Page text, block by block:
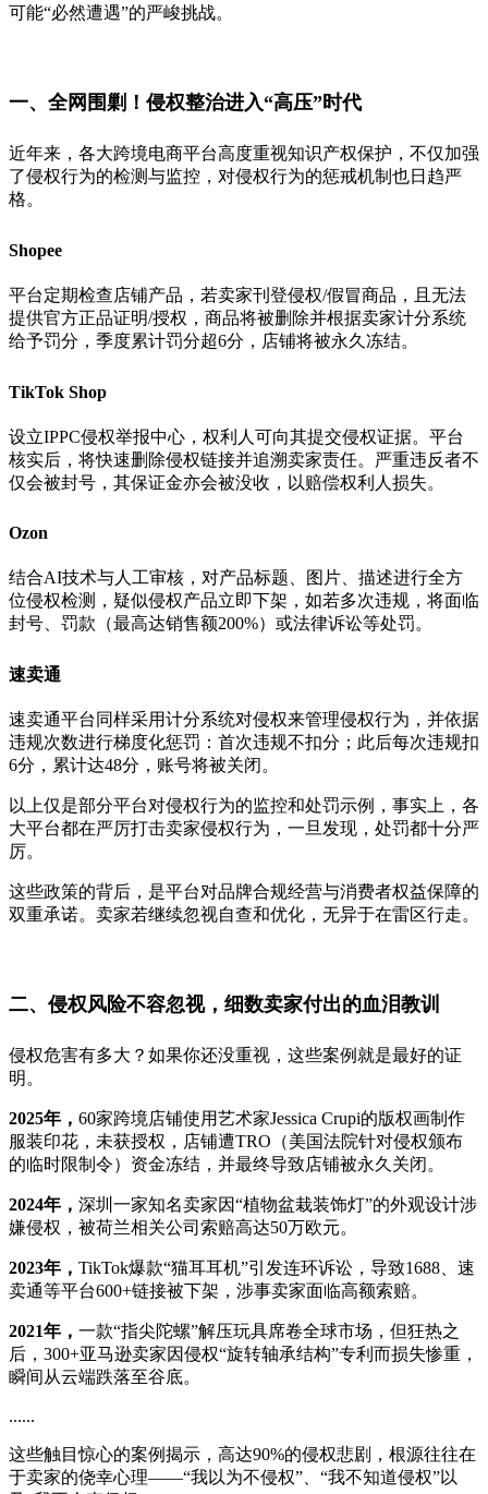
可能“必然遭遇”的严峻挑战。
一、全网围剿！ 侵权整治进入“高压”时代
近年来，各大跨境电商平台高度重视知识产权保护，不仅加强
了侵权行为的检测与监控，对侵权行为的惩戒机制也日趋严
格。
Shopee
平台定期检查店铺产品，若卖家刊登侵权/假冒商品，且无法
提供官方正品证明/授权，商品将被删除并根据卖家计分系统
给予罚分，季度累计罚分超6分，店铺将被永久冻结。
TikTok Shop
设立IPPC侵权举报中心，权利人可向其提交侵权证据。平台
核实后，将快速删除侵权链接并追溯卖家责任。严重违反者不
仅会被封号，其保证金亦会被没收，以赔偿权利人损失。
Ozon
结合AI技术与人工审核，对产品标题、图片、描述进行全方
位侵权检测，疑似侵权产品立即下架，如若多次违规，将面临
封号、罚款（最高达销售额200%）或法律诉讼等处罚。
速卖通
速卖通平台同样采用计分系统对侵权来管理侵权行为，并依据
违规次数进行梯度化惩罚：首次违规不扣分；此后每次违规扣
6分，累计达48分，账号将被关闭。
以上仅是部分平台对侵权行为的监控和处罚示例，事实上，各
大平台都在严厉打击卖家侵权行为，一旦发现，处罚都十分严
厉。
这些政策的背后，是平台对品牌合规经营与消费者权益保障的
双重承诺。卖家若继续忽视自查和优化，无异于在雷区行走。
二、侵权风险不容忽视， 细数卖家付出的血泪教训
侵权危害有多大？如果你还没重视，这些案例就是最好的证
明。
2025年， 60家跨境店铺使用艺术家Jessica Crupi的版权画制作
服装印花，未获授权，店铺遭TRO（美国法院针对侵权颁布
的临时限制令）资金冻结，并最终导致店铺被永久关闭。
2024年， 深圳一家知名卖家因“植物盆栽装饰灯”的外观设计涉
嫌侵权，被荷兰相关公司索赔高达50万欧元。
2023年， TikTok爆款“猫耳耳机”引发连环诉讼，导致1688、速
卖通等平台600+链接被下架，涉事卖家面临高额索赔。
2021年， 一款“指尖陀螺”解压玩具席卷全球市场，但狂热之
后，300+亚马逊卖家因侵权“旋转轴承结构”专利而损失惨重，
瞬间从云端跌落至谷底。
......
这些触目惊心的案例揭示，高达90%的侵权悲剧，根源往往在
于卖家的侥幸心理——“我以为不侵权”、“我不知道侵权”以